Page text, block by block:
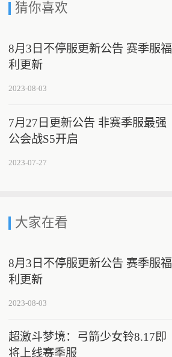
猜你喜欢
8月3日不停服更新公告 赛季服福
利更新
2023-08-03
7月27日更新公告 非赛季服最强
公会战S5开启
2023-07-27
大家在看
8月3日不停服更新公告 赛季服福
利更新
2023-08-03
超激斗梦境：弓箭少女铃8.17即
将上线赛季服